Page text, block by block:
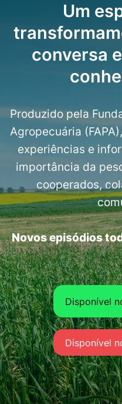
Um
conversa
Produzido pela
Agropecuária
experiências e
importância da
cooperados,
Novos episódios
Disponível
Disponível